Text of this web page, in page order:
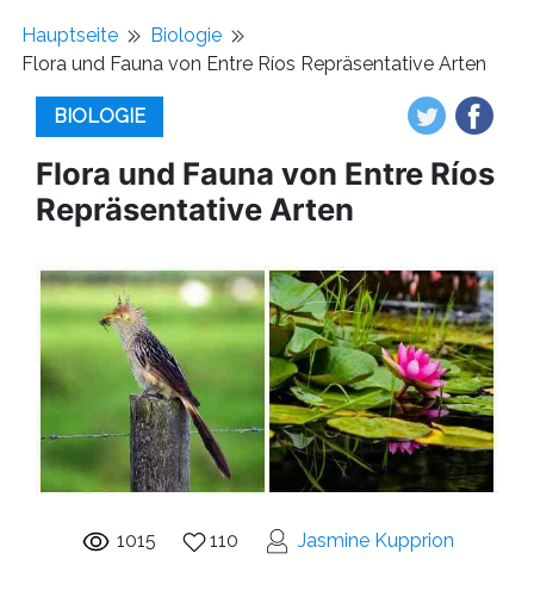
Hauptseite
Biologie
Flora und Fauna von Entre Ríos Repräsentative Arten
BIOLOGIE
Flora und Fauna von Entre Ríos
Repräsentative Arten
1015 110 Jasmine Kupprion